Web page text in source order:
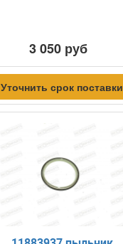
3 050 руб
Уточнить срок поставки